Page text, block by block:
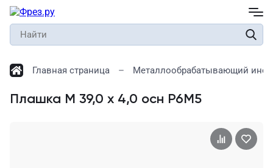
Главная страница Металлообрабатывающий
Плашка М 39,0 х 4,0 осн Р6М5